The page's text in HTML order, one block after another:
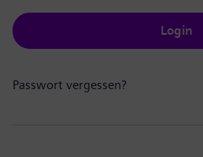
Login
Passwort vergessen?